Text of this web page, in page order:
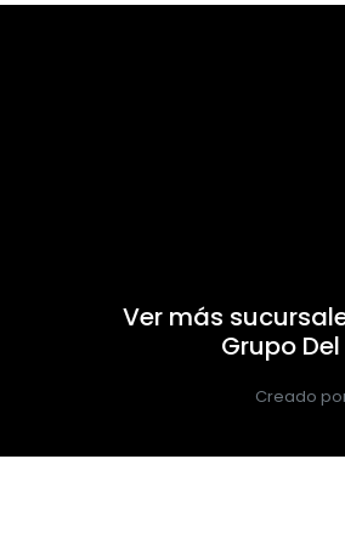
Ver más
Grupo Del
Creado